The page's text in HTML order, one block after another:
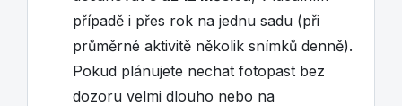
případě i přes rok na jednu sadu (při
průměrné aktivitě několik snímků denně).
Pokud plánujete nechat fotopast bez
dozoru velmi dlouho nebo na